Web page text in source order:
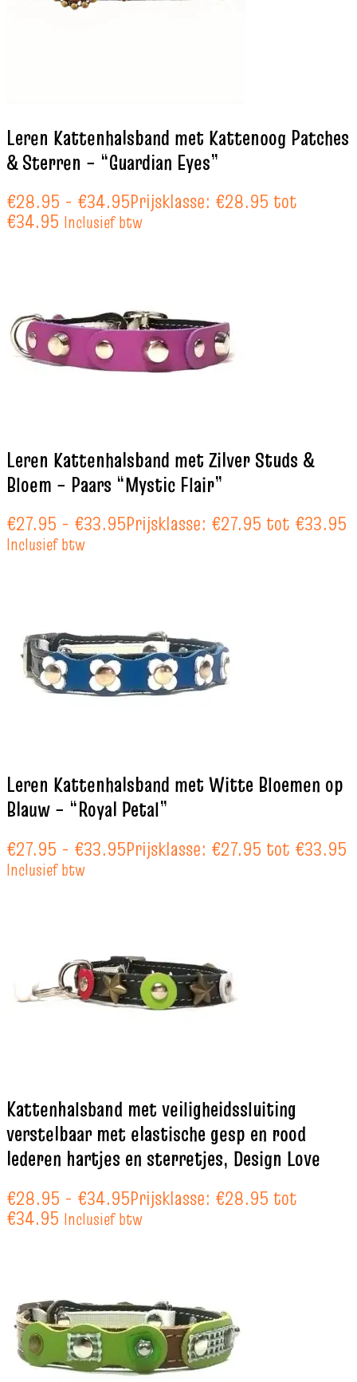
Leren Kattenhalsband met Kattenoog Patches
& Sterren – “Guardian Eyes”
€28.95 - €34.95Prijsklasse: €28.95 tot
€34.95 Inclusief btw
Leren Kattenhalsband met Zilver Studs &
Bloem – Paars “Mystic Flair”
€27.95 - €33.95Prijsklasse: €27.95 tot €33.95
Inclusief btw
Leren Kattenhalsband met Witte Bloemen op
Blauw – “Royal Petal”
€27.95 - €33.95Prijsklasse: €27.95 tot €33.95
Inclusief btw
Kattenhalsband met veiligheidssluiting
verstelbaar met elastische gesp en rood
lederen hartjes en sterretjes, Design Love
€28.95 - €34.95Prijsklasse: €28.95 tot
€34.95 Inclusief btw